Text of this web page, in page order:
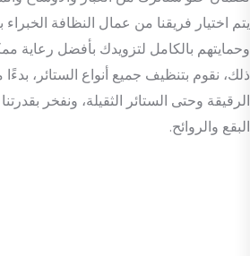
يتم اختيار فريقنا من عمال النظافة الخبراء
وحمايتهم بالكامل لتزويدك بأفضل رعاية
ذلك، نقوم بتنظيف جميع أنواع الستائر،
الرقيقة وحتى الستائر الثقيلة، ونفخر
البقع والروائح.